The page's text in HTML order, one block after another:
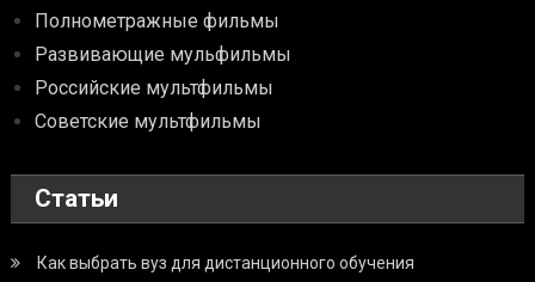
Полнометражные фильмы
Развивающие мульфильмы
Российские мультфильмы
Советские мультфильмы
Статьи
Как выбрать вуз для дистанционного обучения